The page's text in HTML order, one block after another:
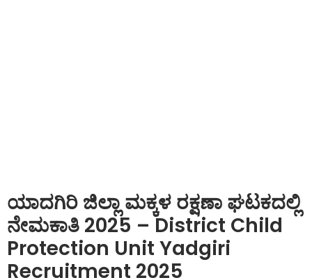
ಯಾದಗಿರಿ ಜಿಲ್ಲಾ ಮಕ್ಕಳ ರಕ್ಷಣಾ ಘಟಕದಲ್ಲಿ
ನೇಮಕಾತಿ 2025 – District Child
Protection Unit Yadgiri
Recruitment 2025